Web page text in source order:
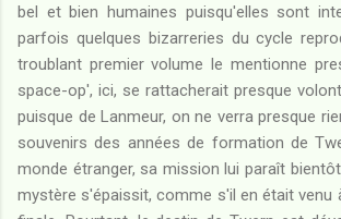
bel et bien humaines puisqu'elles sont
parfois quelques bizarreries du cycle
troublant premier volume le mentionne
space-op', ici, se rattacherait presque
puisque de Lanmeur, on ne verra presque
souvenirs des années de formation de
monde étranger, sa mission lui paraît
mystère s'épaissit, comme s'il en était venu